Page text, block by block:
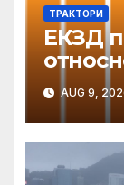
ТРАКТОРИ
ЕКЗД
наAUG 9,